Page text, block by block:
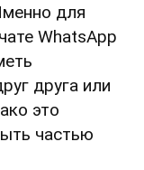
для
WhatsApp
друга или
это
частью